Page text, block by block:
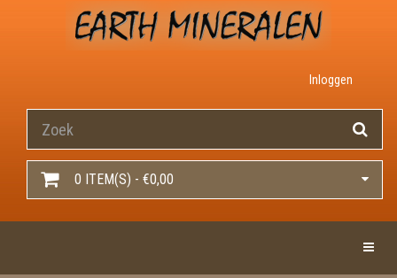
Inloggen
0 ITEM(S) - €0,00